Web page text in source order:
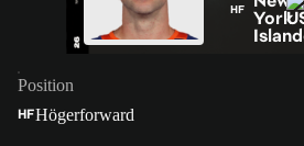
HF
Position
HFHögerforward